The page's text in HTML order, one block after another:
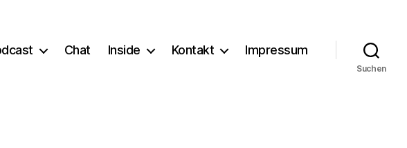
Chat Inside Kontakt Impressum
Suchen